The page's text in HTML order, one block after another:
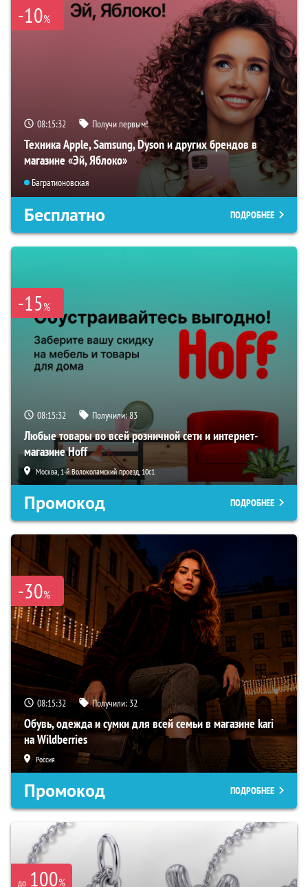
-10%
08:15:31 Получи первым!
Техника Apple, Samsung, Dyson и других брендов в
магазине «Эй, Яблоко»
Багратионовская
Бесплатно ПОДРОБНЕЕ
-15%
08:15:31 Получили:83
Любые товары во всей розничной сети и интернет-
магазине Hoff
Москва, 1-й Волоколамский проезд, 10с1
Промокод ПОДРОБНЕЕ
-30%
08:15:31 Получили: 32
Обувь, одежда и сумки для всей семьи в магазине kari
на Wildberries
Россия
Промокод ПОДРОБНЕЕ
до 100%